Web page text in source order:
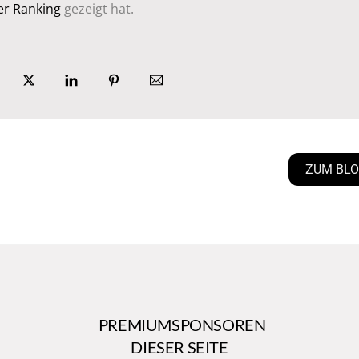
Ranking gezeigt hat.
ZUM
PREMIUMSPONSOREN
DIESER SEITE